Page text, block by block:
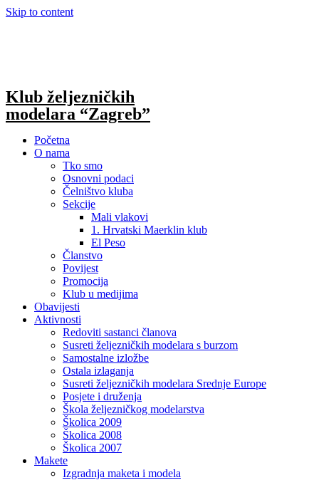
Skip to content
Klub željezničkih
modelara “Zagreb”
Početna
O nama
Tko smo
Osnovni podaci
Čelništvo kluba
Sekcije
Mali vlakovi
1. Hrvatski Maerklin klub
El Peso
Članstvo
Povijest
Promocija
Klub u medijima
Obavijesti
Aktivnosti
Redoviti sastanci članova
Susreti željezničkih modelara s burzom
Samostalne izložbe
Ostala izlaganja
Susreti željezničkih modelara Srednje Europe
Posjete i druženja
Škola željezničkog modelarstva
Školica 2009
Školica 2008
Školica 2007
Makete
Izgradnja maketa i modela